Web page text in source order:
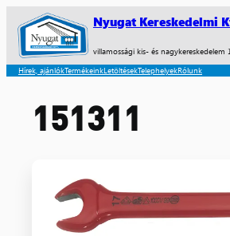
Nyugat Kereskedelmi
villamossági kis- és nagykereskedelem
Hírek, ajánlókTermékeinkLetöltésekTelephelyekRólunk
151311